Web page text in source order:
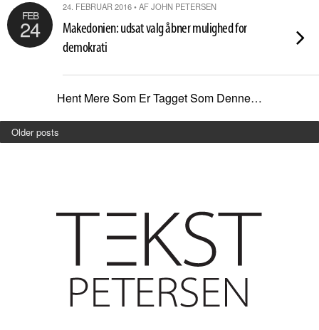
FEB
24
24. FEBRUAR 2016 • AF JOHN PETERSEN
Makedonien: udsat valg åbner mulighed for
demokrati
Hent Mere Som Er Tagget Som Denne…
Older posts